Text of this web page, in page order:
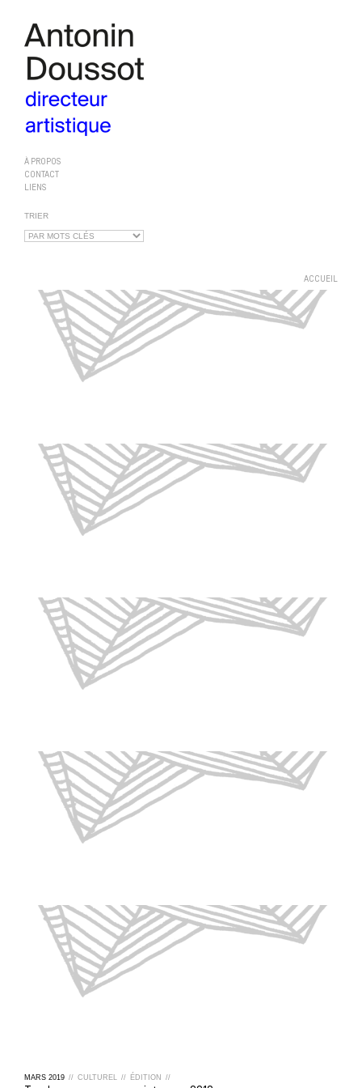
À PROPOS
CONTACT
LIENS
TRIER
ACCUEIL
MARS 2019 // CULTUREL // ÉDITION //